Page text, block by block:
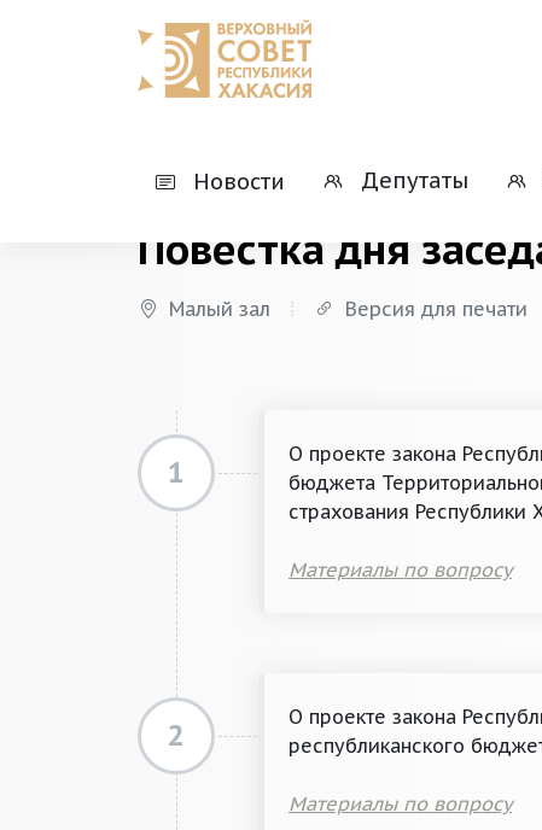
Новости Депутаты
Повестка дня
Малый зал Версия для печати
1
О проекте закона
бюджета
страхования Республики
Материалы по вопросу
2
О проекте закона
республиканского
Материалы по вопросу